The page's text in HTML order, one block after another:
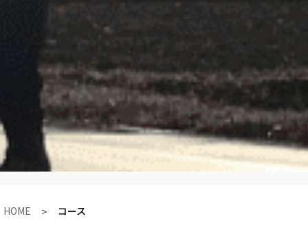
HOME > コース